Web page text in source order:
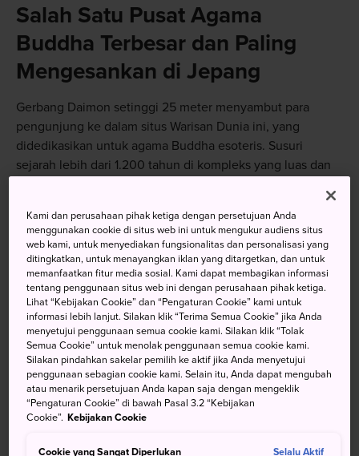
Salah Satu Pusat Agama
Buddha Terbesar dan Paling
Mengesankan di Jepang
Gerbang Daimon setinggi 25 meter menyambut para
pengunjung ke dalam situs Warisan Dunia ini, yang
didedikasikan untuk agama Buddha esoteris. Susuri
sejarah lebih dari 1.200 tahun di kompleks yang luas dan
Jangan Lewatkan
Nikmati malam retret yang tak terlupakan di
salah satu dari 52 wihara yang menawarkan
akomodasi
Manjakan tubuh Anda dengan beberapa sajian
Buddha yang menyehatkan rohani
malam tanpa kerumunan orang
Kami dan perusahaan pihak ketiga dengan persetujuan Anda
menggunakan cookie di situs web ini untuk mengukur audiens situs
web kami, untuk menyediakan fungsionalitas dan personalisasi yang
ditingkatkan, untuk menayangkan iklan yang ditargetkan, dan untuk
memanfaatkan fitur media sosial. Kami dapat membagikan informasi
tentang penggunaan situs web ini dengan perusahaan pihak ketiga.
Lihat “Kebijakan Cookie” dan “Pengaturan Cookie” kami untuk
informasi lebih lanjut. Silakan klik “Terima Semua Cookie” jika Anda
menyetujui penggunaan semua cookie kami. Silakan klik “Tolak
Semua Cookie” untuk menolak penggunaan semua cookie kami.
Silakan pindahkan sakelar pemilih ke aktif jika Anda menyetujui
penggunaan sebagian cookie kami. Selain itu, Anda dapat mengubah
atau menarik persetujuan Anda kapan saja dengan mengeklik
“Pengaturan Cookie” di bawah Pasal 3.2 “Kebijakan
Cookie”. Kebijakan Cookie
Cookie yang Sangat Diperlukan Selalu Aktif